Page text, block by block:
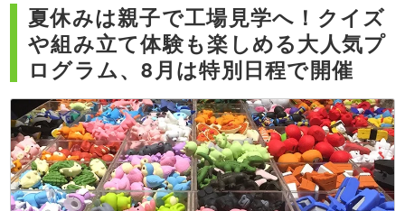
夏休みは親子で工場見学へ！クイズ
や組み立て体験も楽しめる大人気プ
ログラム、8月は特別日程で開催